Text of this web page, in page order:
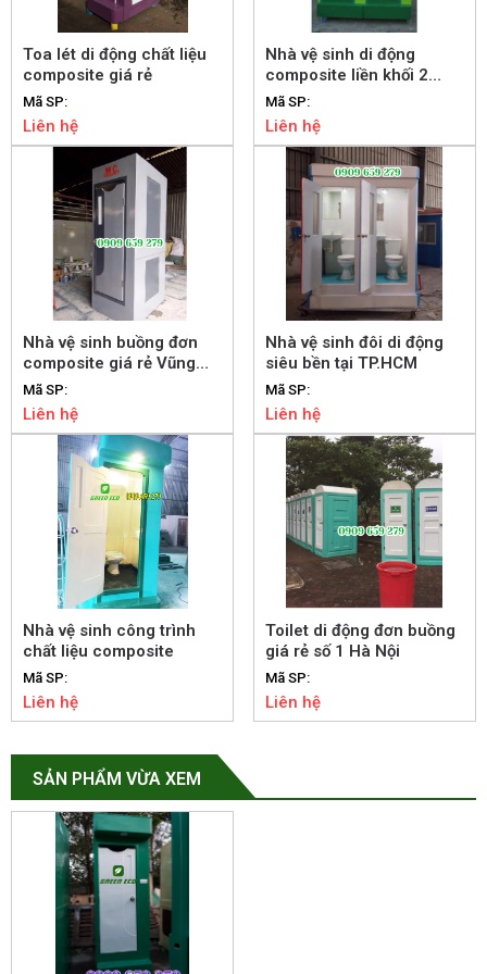
Toa lét di động chất liệu
composite giá rẻ
Mã SP:
Liên hệ
Nhà vệ sinh di động
composite liền khối 2
buồng
Mã SP:
Liên hệ
Nhà vệ sinh buồng đơn
composite giá rẻ Vũng
Tàu
Mã SP:
Liên hệ
Nhà vệ sinh đôi di động
siêu bền tại TP.HCM
Mã SP:
Liên hệ
Nhà vệ sinh công trình
chất liệu composite
Mã SP:
Liên hệ
Toilet di động đơn buồng
giá rẻ số 1 Hà Nội
Mã SP:
Liên hệ
SẢN PHẨM VỪA XEM